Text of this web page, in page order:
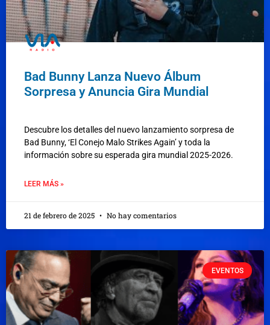
Bad Bunny Lanza Nuevo Álbum
Sorpresa y Anuncia Gira Mundial
Descubre los detalles del nuevo lanzamiento sorpresa de
Bad Bunny, ‘El Conejo Malo Strikes Again’ y toda la
información sobre su esperada gira mundial 2025-2026.
LEER MÁS »
21 de febrero de 2025 No hay comentarios
EVENTOS